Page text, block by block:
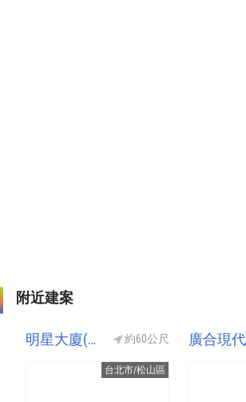
附近建案
明星大廈(明星大樓/明星通商大樓) 約60公尺
台北市/松山區